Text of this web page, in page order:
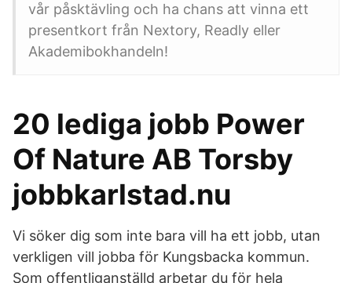
vår påsktävling och ha chans att vinna ett
presentkort från Nextory, Readly eller
Akademibokhandeln!
20 lediga jobb Power
Of Nature AB Torsby
jobbkarlstad.nu
Vi söker dig som inte bara vill ha ett jobb, utan
verkligen vill jobba för Kungsbacka kommun.
Som offentliganställd arbetar du för hela